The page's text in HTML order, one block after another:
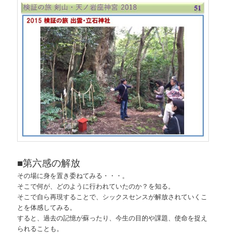
■第六感の解放
その場に身を置き委ねてみる・・・。
そこで何が、どのように行われていたのか？を知る。
そこで自ら再現することで、シックスセンスが解放されていくこ
とを体感してみる。
すると、過去の記憶が蘇ったり、今生の目的や課題、使命を捉え
られることも。